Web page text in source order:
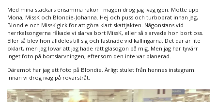
Med mina stackars ensamma räkor i magen drog jag iväg igen. Mötte upp
Mona, MissK och Blondie-Johanna. Hej och puss och turboprat innan jag,
Blondie och MissK gick för att göra klart skattjakten. Någonstans vid
herrkalsongerna råkade vi slarva bort MissK, eller så slarvade hon bort oss.
Eller så blev hon alldeles till sig och fastnade vid kallingarna. Det där är lite
oklart, men jag lovar att jag hade rätt glasögon på mig. Men jag har tyvärr
inget foto på bortslarvningen, eftersom den inte var planerad.
Däremot har jag ett foto på Blondie. Ärligt stulet från hennes instagram.
Innan vi drog iväg på rövarstråt.